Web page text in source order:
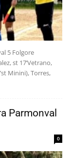
5 Folgore
st 17’Vetrano,
Minini), Torres,
Parmonval
0